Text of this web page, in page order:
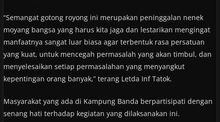
“Semangat gotong royong ini merupakan peninggalan nenek
moyang bangsa yang harus kita jaga dan lestarikan mengingat
manfaatnya sangat luar biasa agar terbentuk rasa persatuan
yang kuat, untuk mencegah permasalah yang akan timbul, dan
menyelesaikan setiap permasalahan yang menyangkut
kepentingan orang banyak,” terang Letda Inf Tatok.
Masyarakat yang ada di Kampung Banda berpartisipati dengan
senang hati terhadap kegiatan yang dilaksanakan ini.